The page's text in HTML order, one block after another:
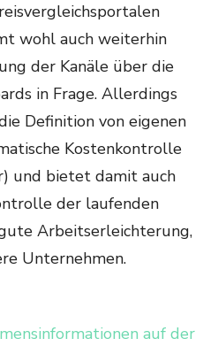
wohl auch weiterhin
der Kanäle über die
in Frage. Allerdings
Definition von eigenen
Kostenkontrolle
und bietet damit auch
der laufenden
Arbeitserleichterung,
Unternehmen.
auf der